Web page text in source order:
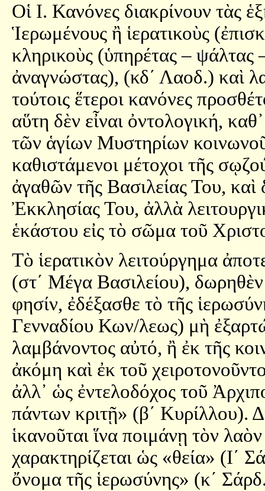
Οἱ Ι. Κανόνες διακρίνουν τὰς
Ἱερωμένους ἢ ἱερατικοὺς
κληρικοὺς (ὑπηρέτας –
ἀναγνώστας), (κδ´ Λαοδ.) καὶ
τούτοις ἕτεροι κανόνες
αὕτη δὲν εἶναι ὀντολογική,
τῶν ἁγίων Μυστηρίων
καθιστάμενοι μέτοχοι τῆς
ἀγαθῶν τῆς Βασιλείας Του, καὶ
Ἐκκλησίας Του, ἀλλὰ
ἑκάστου εἰς τὸ σῶμα τοῦ
Τὸ ἱερατικὸν λειτούργημα
(στ´ Μέγα Βασιλείου),
φησίν, ἐδέξασθε τὸ τῆς
Γενναδίου Κων/λεως) μὴ
λαμβάνοντος αὐτό, ἢ ἐκ τῆς
ἀκόμη καὶ ἐκ τοῦ
ἀλλ᾿ ὡς ἐντελοδόχος τοῦ
πάντων κριτῇ» (β´ Κυρίλλου).
ἱκανοῦται ἵνα ποιμάνῃ τὸν
χαρακτηρίζεται ὡς «θεία» (Ι´
ὄνομα τῆς ἱερωσύνης» (κ´